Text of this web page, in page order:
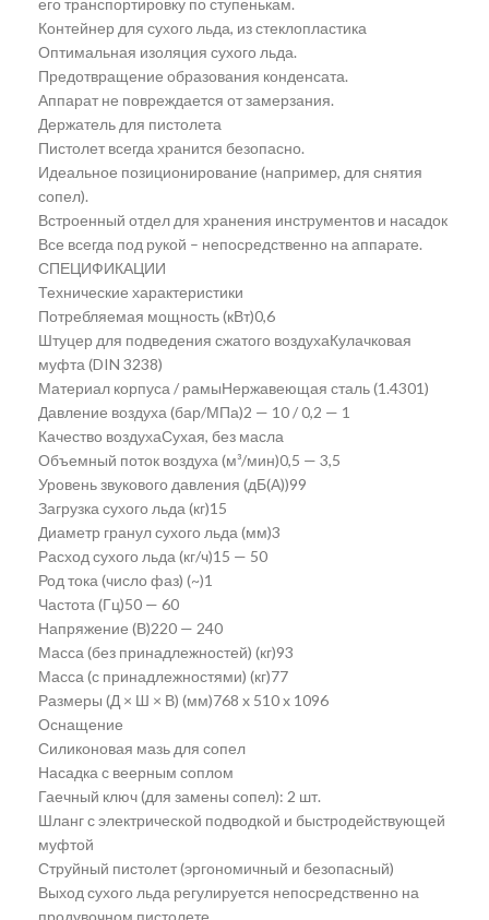
Контейнер для сухого льда, из стеклопластика
Оптимальная изоляция сухого льда.
Предотвращение образования конденсата.
Аппарат не повреждается от замерзания.
Держатель для пистолета
Пистолет всегда хранится безопасно.
Идеальное позиционирование (например, для снятия
сопел).
Встроенный отдел для хранения инструментов и насадок
Все всегда под рукой – непосредственно на аппарате.
СПЕЦИФИКАЦИИ
Технические характеристики
Потребляемая мощность (кВт)0,6
Штуцер для подведения сжатого воздухаКулачковая
муфта (DIN 3238)
Материал корпуса / рамыНержавеющая сталь (1.4301)
Давление воздуха (бар/МПа)2 — 10 / 0,2 — 1
Качество воздухаСухая, без масла
Объемный поток воздуха (м³/мин)0,5 — 3,5
Уровень звукового давления (дБ(А))99
Загрузка сухого льда (кг)15
Диаметр гранул сухого льда (мм)3
Расход сухого льда (кг/ч)15 — 50
Род тока (число фаз) (~)1
Частота (Гц)50 — 60
Напряжение (В)220 — 240
Масса (без принадлежностей) (кг)93
Масса (с принадлежностями) (кг)77
Размеры (Д × Ш × В) (мм)768 x 510 x 1096
Оснащение
Силиконовая мазь для сопел
Насадка с веерным соплом
Гаечный ключ (для замены сопел): 2 шт.
Шланг с электрической подводкой и быстродействующей
муфтой
Струйный пистолет (эргономичный и безопасный)
Выход сухого льда регулируется непосредственно на
продувочном пистолете